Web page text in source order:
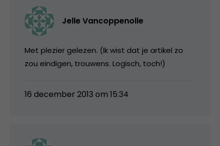
Jelle Vancoppenolle
Met plezier gelezen. (Ik wist dat je artikel zo
zou eindigen, trouwens. Logisch, toch!)
16 december 2013 om 15:34